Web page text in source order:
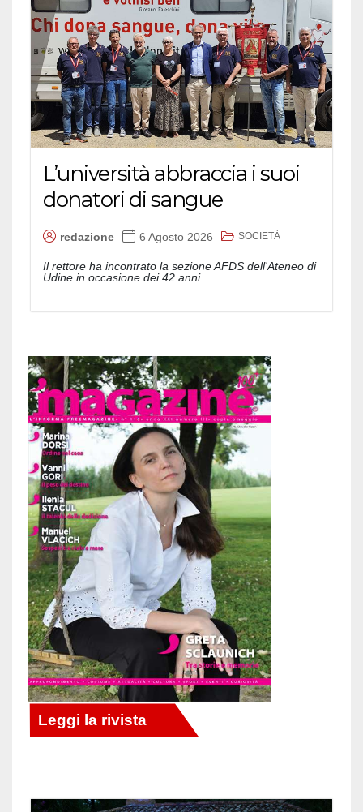
L’università abbraccia i suoi
donatori di sangue
redazione 6 Agosto 2026 SOCIETÀ
Il rettore ha incontrato la sezione AFDS dell'Ateneo di
Udine in occasione dei 42 anni...